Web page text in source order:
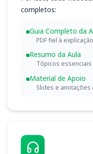
completos:
Guia Completo da
PDF fiel à
Resumo da Aula
Tópicos
Material de Apoio
Slides e